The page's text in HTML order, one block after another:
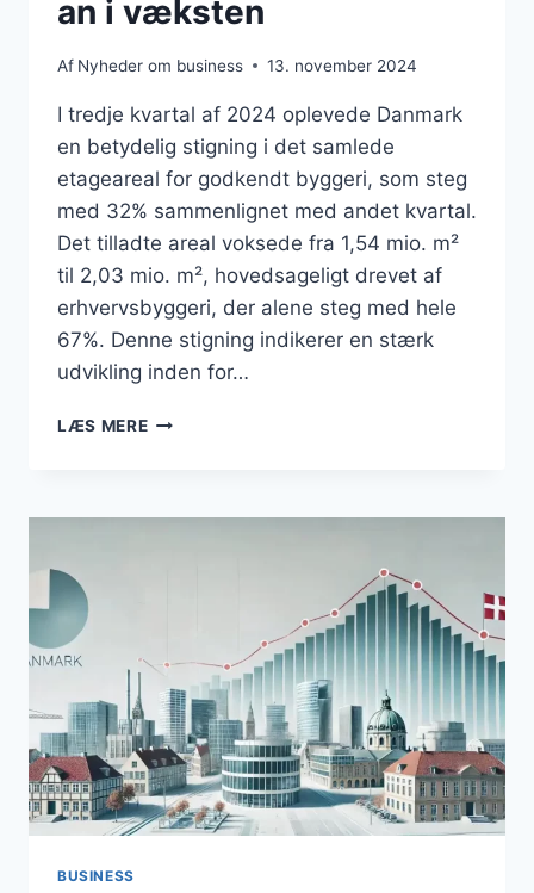
an i væksten
Af Nyheder om business 13. november 2024
I tredje kvartal af 2024 oplevede Danmark
en betydelig stigning i det samlede
etageareal for godkendt byggeri, som steg
med 32% sammenlignet med andet kvartal.
Det tilladte areal voksede fra 1,54 mio. m²
til 2,03 mio. m², hovedsageligt drevet af
erhvervsbyggeri, der alene steg med hele
67%. Denne stigning indikerer en stærk
udvikling inden for…
LÆS MERESTIGNING
FØRER
BUSINESS